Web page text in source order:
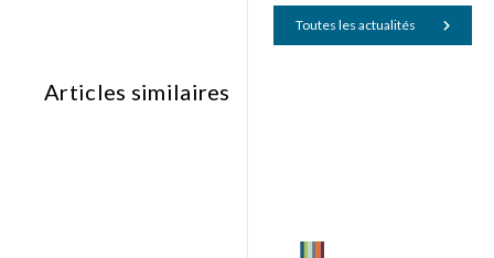
Toutes les actualités
Articles similaires